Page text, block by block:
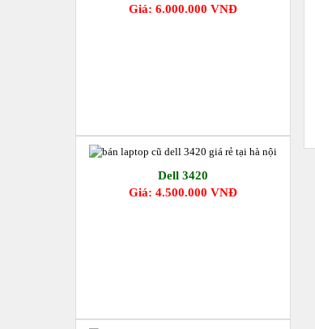
Giá: 6.000.000 VNĐ
Dell 3420
Giá: 4.500.000 VNĐ